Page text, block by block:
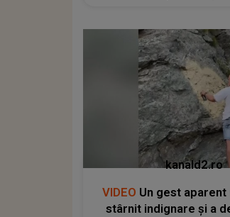
kanald2.ro
VIDEO Un gest aparent
stârnit indignare și a